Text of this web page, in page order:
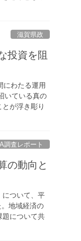
滋賀県政
投資を阻
にわたる運用
いている真の
が浮き彫り
調査レポート
の動向と
について、平
地域経済の
題について共